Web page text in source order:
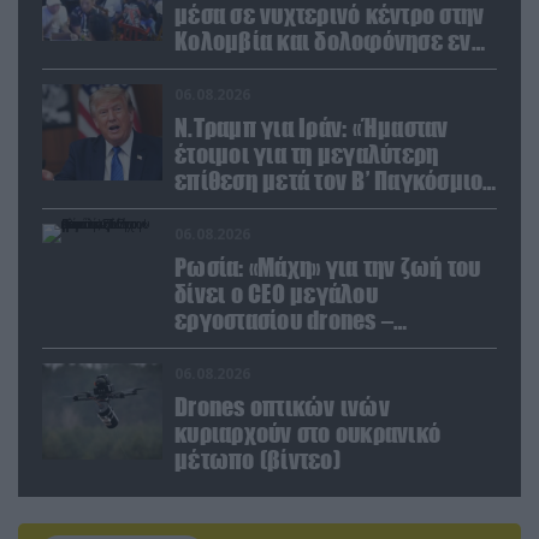
μέσα σε νυχτερινό κέντρο στην
Κολομβία και δολοφόνησε εν
ψυχρώ νεαρό ζευγάρι
Ν.Τραμπ για Ιράν: «Ήμασταν
έτοιμοι για τη μεγαλύτερη
επίθεση μετά τον Β’ Παγκόσμιο
Πόλεμο» (βίντεο)
Ρωσία: «Μάχη» για την ζωή του
δίνει ο CEO μεγάλου
εργοστασίου drones –
Ανατίναξαν το αυτοκίνητό του!
Drones οπτικών ινών
κυριαρχούν στο ουκρανικό
μέτωπο (βίντεο)